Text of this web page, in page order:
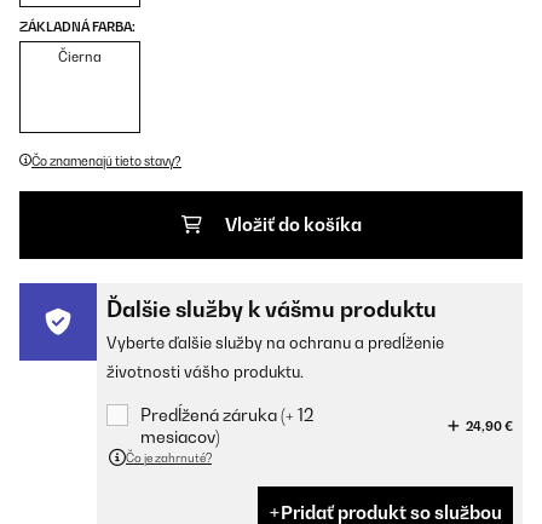
ZÁKLADNÁ FARBA:
Čierna
Čo znamenajú tieto stavy?
Vložiť do košíka
Ďalšie služby k vášmu produktu
Vyberte ďalšie služby na ochranu a predĺženie
životnosti vášho produktu.
Predĺžená záruka (+ 12
mesiacov)
24,90 €
Čo je zahrnuté?
Pridať produkt so službou